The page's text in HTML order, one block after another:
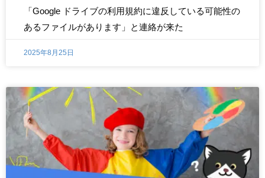
「Google ドライブの利用規約に違反している可能性の
あるファイルがあります」と連絡が来た
2025年8月25日